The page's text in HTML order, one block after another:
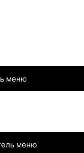
меню
меню